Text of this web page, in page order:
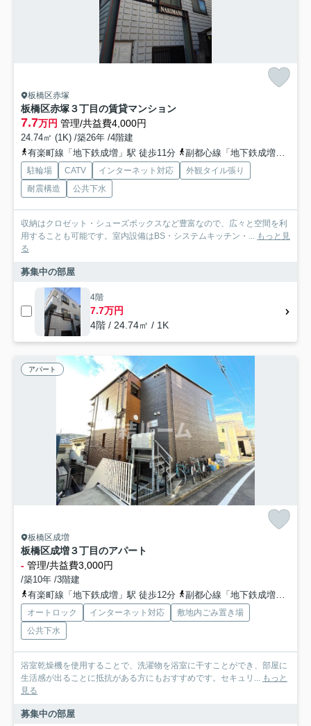
板橋区赤塚
板橋区赤塚３丁目の賃貸マンション
7.7万円 管理/共益費4,000円
24.74㎡ (1K) /築26年 /4階建
有楽町線「地下鉄成増」駅 徒歩11分
副都心線「地下鉄成増」駅 徒歩11分
駐輪場 CATV インターネット対応
外観タイル張り
耐震構造
公共下水
収納はクロゼット・シューズボックスなど豊富なので、広々と空間を利
用することも可能です。室内設備はBS・システムキッチン・...
もっと見
る
募集中の部屋
4階
7.7万円
4階 / 24.74㎡ / 1K
アパート
板橋区成増
板橋区成増３丁目のアパート
- 管理/共益費3,000円
/築10年 /3階建
有楽町線「地下鉄成増」駅 徒歩12分
副都心線「地下鉄成増」駅 徒歩12分
オートロック インターネット対応
敷地内ごみ置き場
公共下水
浴室乾燥機を使用することで、洗濯物を浴室に干すことができ、部屋に
生活感が出ることに抵抗がある方にもおすすめです。セキュリ...
もっと
見る
募集中の部屋